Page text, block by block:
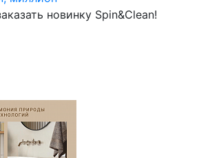
новинку Spin&Clean!